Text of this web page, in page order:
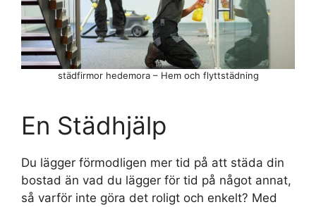
En Städhjälp
Du lägger förmodligen mer tid på att städa din
bostad än vad du lägger för tid på något annat,
så varför inte göra det roligt och enkelt? Med
städfirmor hedemora – Hem och flyttstädning